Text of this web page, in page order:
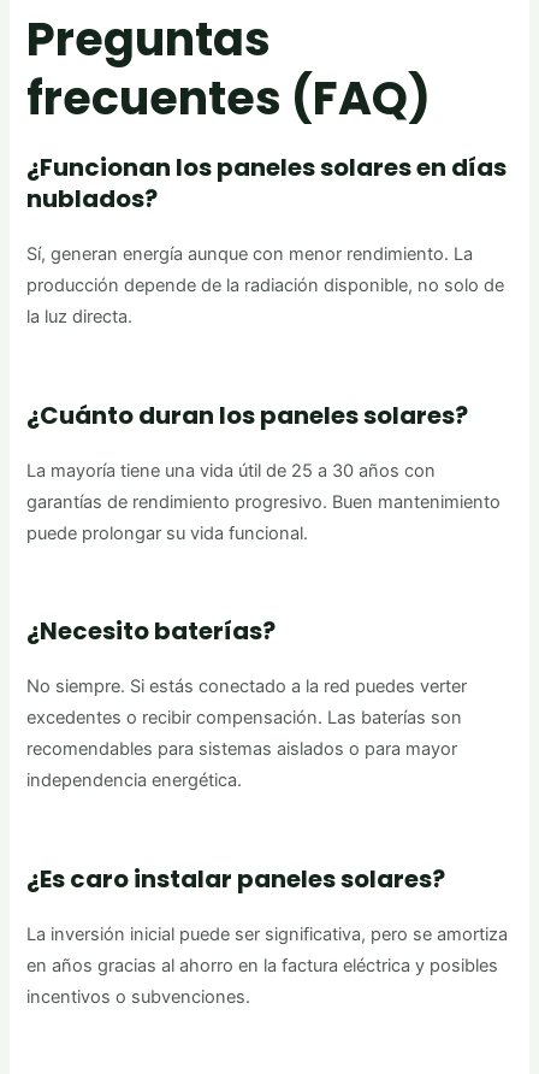
Preguntas
frecuentes (FAQ)
¿Funcionan los paneles solares en días
nublados?
Sí, generan energía aunque con menor rendimiento. La
producción depende de la radiación disponible, no solo de
la luz directa.
¿Cuánto duran los paneles solares?
La mayoría tiene una vida útil de 25 a 30 años con
garantías de rendimiento progresivo. Buen mantenimiento
puede prolongar su vida funcional.
¿Necesito baterías?
No siempre. Si estás conectado a la red puedes verter
excedentes o recibir compensación. Las baterías son
recomendables para sistemas aislados o para mayor
independencia energética.
¿Es caro instalar paneles solares?
La inversión inicial puede ser significativa, pero se amortiza
en años gracias al ahorro en la factura eléctrica y posibles
incentivos o subvenciones.